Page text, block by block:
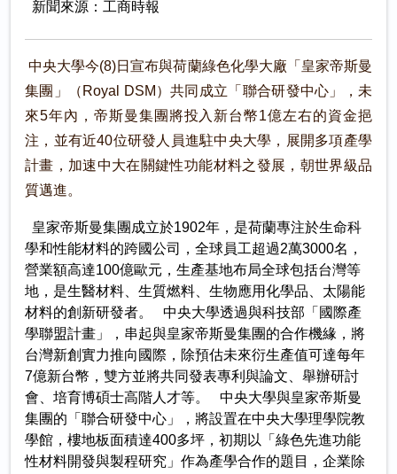
新聞來源：工商時報
中央大學今(8)日宣布與荷蘭綠色化學大廠「皇家帝斯曼
集團」（Royal DSM）共同成立「聯合研發中心」，未
來5年內，帝斯曼集團將投入新台幣1億左右的資金挹
注，並有近40位研發人員進駐中央大學，展開多項產學
計畫，加速中大在關鍵性功能材料之發展，朝世界級品
質邁進。
皇家帝斯曼集團成立於1902年，是荷蘭專注於生命科
學和性能材料的跨國公司，全球員工超過2萬3000名，
營業額高達100億歐元，生產基地布局全球包括台灣等
地，是生醫材料、生質燃料、生物應用化學品、太陽能
材料的創新研發者。 中央大學透過與科技部「國際產
學聯盟計畫」，串起與皇家帝斯曼集團的合作機緣，將
台灣新創實力推向國際，除預估未來衍生產值可達每年
7億新台幣，雙方並將共同發表專利與論文、舉辦研討
會、培育博碩士高階人才等。 中央大學與皇家帝斯曼
集團的「聯合研發中心」，將設置在中央大學理學院教
學館，樓地板面積達400多坪，初期以「綠色先進功能
性材料開發與製程研究」作為產學合作的題目，企業除